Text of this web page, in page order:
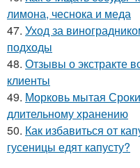
лимона, чеснока и меда
47. Уход за
подходы
48. Отзывы о экстракте
клиенты
49. Морковь мытая
длительному хранению
50. Как избавиться от
гусеницы едят капусту?